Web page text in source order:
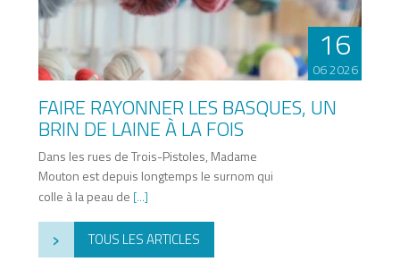
16
06 2026
FAIRE RAYONNER LES BASQUES, UN
BRIN DE LAINE À LA FOIS
Dans les rues de Trois-Pistoles, Madame
Mouton est depuis longtemps le surnom qui
colle à la peau de [...]
› TOUS LES ARTICLES